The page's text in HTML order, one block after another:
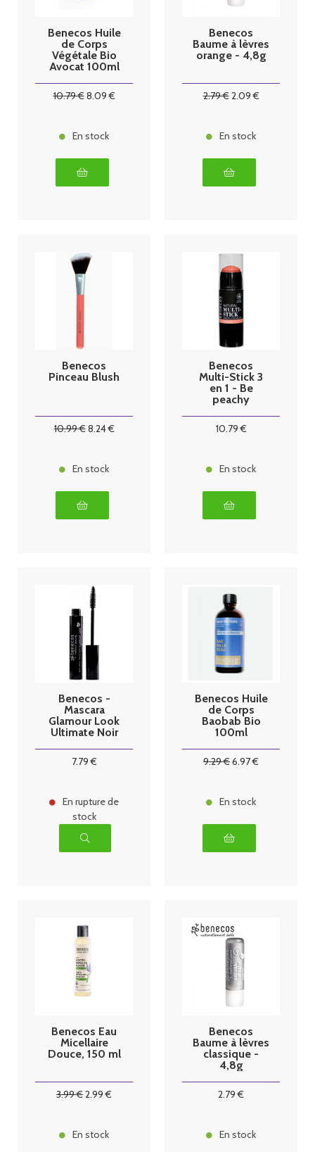
Benecos Huile
de Corps
Végétale Bio
Avocat 100ml
10.79€8.09€
En stock
Benecos
Baume à lèvres
orange - 4,8g
2.79€2.09€
En stock
Benecos
Pinceau Blush
10.99€8.24€
En stock
Benecos
Multi-Stick 3
en 1 - Be
peachy
10.79€
En stock
Benecos -
Mascara
Glamour Look
Ultimate Noir
7.79€
En rupture de
stock
Benecos Huile
de Corps
Baobab Bio
100ml
9.29€6.97€
En stock
Benecos Eau
Micellaire
Douce, 150 ml
3.99€2.99 €
En stock
Benecos
Baume à lèvres
classique -
4,8g
2.79 €
En stock